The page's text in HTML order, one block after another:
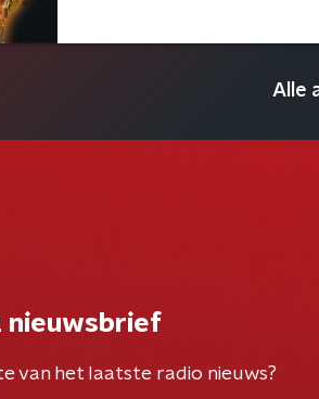
Alle
nieuwsbrief
van het laatste radio nieuws?